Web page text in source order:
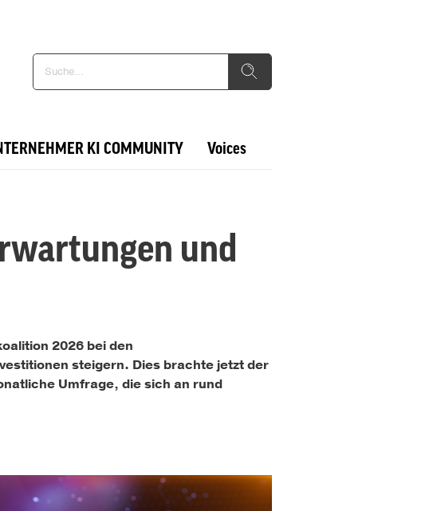
KI COMMUNITY Voices
und
2026 bei den
steigern. Dies brachte jetzt der
Umfrage, die sich an rund